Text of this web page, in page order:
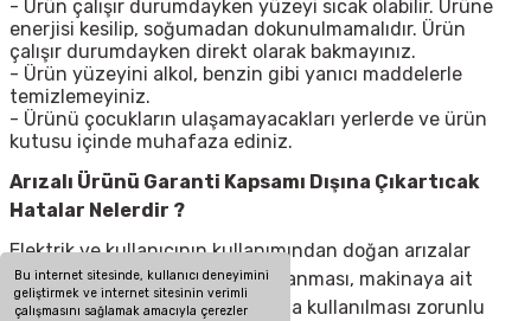
Bu internet sitesinde, kullanıcı deneyimini
geliştirmek ve internet sitesinin verimli
çalışmasını sağlamak amacıyla çerezler
- Ürün çalışır durumdayken yüzeyi sıcak olabilir. Ürüne
enerjisi kesilip, soğumadan dokunulmamalıdır. Ürün
çalışır durumdayken direkt olarak bakmayınız.
- Ürün yüzeyini alkol, benzin gibi yanıcı maddelerle
temizlemeyiniz.
- Ürünü çocukların ulaşamayacakları yerlerde ve ürün
kutusu içinde muhafaza ediniz.
Arızalı Ürünü Garanti Kapsamı Dışına Çıkartıcak
Hatalar Nelerdir ?
Elektrik ve kullanıcının kullanımından doğan arızalar
(elektrik kesilmesi, voltaj dalgalanması, makinaya ait
olmayan aksesuar takılması yada kullanılması zorunlu